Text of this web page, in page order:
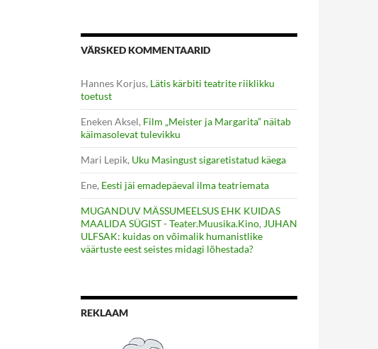
VÄRSKED KOMMENTAARID
Hannes Korjus, Lätis kärbiti teatrite riiklikku
toetust
Eneken Aksel, Film „Meister ja Margarita” näitab
käimasolevat tulevikku
Mari Lepik, Uku Masingust sigaretistatud käega
Ene, Eesti jäi emadepäeval ilma teatriemata
MUGANDUV MÄSSUMEELSUS EHK KUIDAS
MAALIDA SÜGIST - Teater.Muusika.Kino, JUHAN
ULFSAK: kuidas on võimalik humanistlike
väärtuste eest seistes midagi lõhestada?
REKLAAM